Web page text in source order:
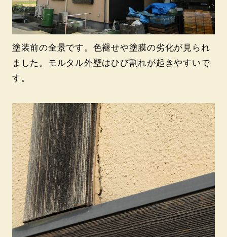
塗装前の全景です。色褪せや塗膜の劣化が見られ
ました。モルタル外壁はひび割れが起きやすいで
す。